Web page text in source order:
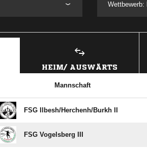
Wettbewerb:
HEIM/ AUSWÄRTS
Mannschaft
FSG Ilbesh/​Herchenh/​Burkh II
FSG Vogelsberg III